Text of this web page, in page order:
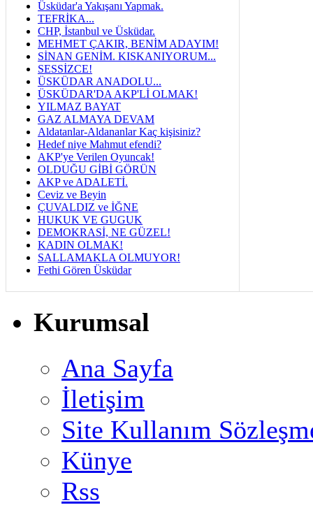
Üsküdar'a Yakışanı Yapmak.
TEFRİKA...
CHP, İstanbul ve Üsküdar.
MEHMET ÇAKIR, BENİM ADAYIM!
SİNAN GENİM. KISKANIYORUM...
SESSİZCE!
ÜSKÜDAR ANADOLU...
ÜSKÜDAR'DA AKP'Lİ OLMAK!
YILMAZ BAYAT
GAZ ALMAYA DEVAM
Aldatanlar-Aldananlar Kaç kişisiniz?
Hedef niye Mahmut efendi?
AKP'ye Verilen Oyuncak!
OLDUĞU GİBİ GÖRÜN
AKP ve ADALETİ.
Ceviz ve Beyin
ÇUVALDIZ ve İĞNE
HUKUK VE GUGUK
DEMOKRASİ, NE GÜZEL!
KADIN OLMAK!
SALLAMAKLA OLMUYOR!
Fethi Gören Üsküdar
Kurumsal
Ana Sayfa
İletişim
Site Kullanım
Künye
Rss